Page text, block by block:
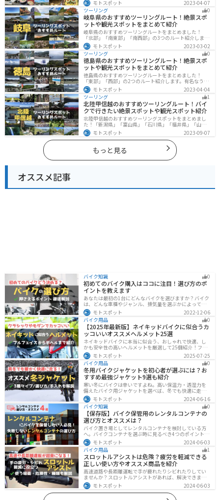
口県にツーリングに行く際は参考にしてください。
モトスポット
2023-04-07
ツーリング
0
岐阜県のおすすめツーリングルート！絶景スポ
ットや観光スポットをまとめて紹介
岐阜県のおすすめツーリングルートをまとめました！
「北部」「南東部」「南西部」の3つのルート紹介しま
す。自然豊かな山が充実しており、山を生かした施設や
グルメ、絶景スポットなど、自然を満喫するツーリング
ができます。バイクで岐阜県にツーリングに行く際は参
考にしてください。
モトスポット
2023-03-02
ツーリング
0
徳島県のおすすめツーリングルート！絶景スポ
ットや観光スポットをまとめて紹介
徳島県のおすすめツーリングルートをまとめました！
「東部」「西部」の2つのルート紹介します。有名なうず
しおや山を中心とした自然豊かなスポットが多数ありま
す。バイクで徳島県にツーリングに行く際は参考にして
ください。
モトスポット
2023-04-04
ツーリング
1
北陸甲信越のおすすめツーリングルート！バイ
クで行きたい絶景スポットや観光スポット紹介
北陸甲信越のおすすめツーリングスポットをまとめまし
た！「新潟県」「富山県」「石川県」「福井県」「山梨
県」「長野県」の各県の観光地紹介します。自然豊かな
山々や湖、温泉地が点在し、四季折々の景色を楽しめる
スポットが多数あります。バイクで北陸甲信越にツーリ
ングに行く際は参考にしてください。
モトスポット 2023-09-07
もっと見る
オススメ記事
バイク知識 0
初めてのバイク購入はココに注目！選び方のポ
イントを教えます
あなたは最初の1台にどんなバイクを選びますか？バイク
は、どんな車種やジャンル、排気量を選ぶかによって今
後の楽しみ方が大きく変わるものなので、初めての愛車
選びはとても重要です。この記事ではそんなバイク選び
のオススメポイントをお伝えします。
モトスポット
2022-12-06
バイク用品
0
【2025年最新版】ネイキッドバイクに似合うカ
ッコいいオススメヘルメット25選
ネイキッドバイクに本当に似合う、おしゃれで快適、し
かも安全性の高いヘルメットを厳選して25個紹介！フル
フェイス・ジェット・システムなどタイプ別に特徴や選
び方も徹底解説。街乗りやツーリング、初心者からベテ
ランまで満足できるモデルを集めました。
モトスポット
2025-07-25
バイク用品
0
冬用バイクジャケットを初心者が選ぶには？お
すすめ最強ジャケット9選も紹介
寒い冬にバイクは辛いですよね。高い保温力・透湿力を
備えたバイク用ジャケットを選べば、冬でも快適に走る
ことができます！さらに電熱ジャケットであれば、どん
な過酷な環境でも全く寒さを感じずバイクに乗れます。
正しい装備を揃えて今年の冬も乗り切りましょう！
モトスポット
2024-06-16
バイク知識
0
【保存版】バイク保管用のレンタルコンテナの
選び方とオススメは？
バイク置き場としてレンタルコンテナを検討している方
へ。バイクコンテナを選ぶ時に見るべき4つのポイントと
オススメのレンタルコンテナ会社を徹底解説。これさえ
読めば自分に最適なレンタルコンテナを見つけることが
できます。
モトスポット
2024-06-03
バイク用品
1
スロットルアシストは危険？疲労を軽減できる
正しい使い方やオススメ商品を紹介
高速道路や長距離運転で手が疲れたりシビれたりしてい
ませんか？スロットルアシストがあれば、解決できま
す。この記事ではスロットルアシストを安全に使う場
面、危険性、種類、オススメの商品について解説しま
す。長距離運転をもっと楽にしたいと思っている人は参
モトスポット 2024-06-03